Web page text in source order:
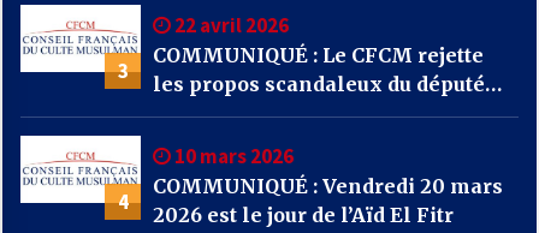
3
22 avril 2026
COMMUNIQUÉ : Le CFCM rejette
les propos scandaleux du député
RN Julien Odoul.
4
10 mars 2026
COMMUNIQUÉ : Vendredi 20 mars
2026 est le jour de l’Aïd El Fitr